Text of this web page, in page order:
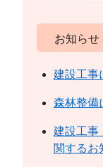
お知らせ
建設工事
森林整備
建設工事
関するお